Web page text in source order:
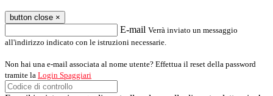
button close ×
E-mail Verrà inviato un messaggio
all'indirizzo indicato con le istruzioni necessarie.
Non hai una e-mail associata al nome utente? Effettua il reset della password
tramite la Login Spaggiari